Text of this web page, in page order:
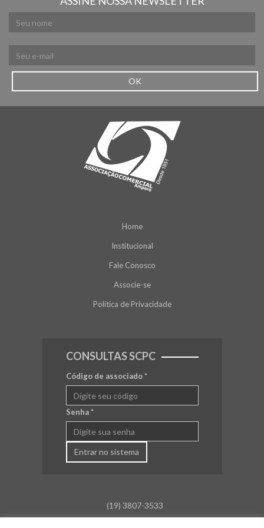
OK
Home
Institucional
Fale Conosco
Associe-se
Política de Privacidade
CONSULTAS SCPC
Código de associado*
Senha*
Entrar no sistema
(19) 3807-3533